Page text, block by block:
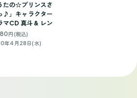
たの☆プリンスさ
♪」キャラクター
マCD 真斗 & レン
円(税込)
年4月28日(水)